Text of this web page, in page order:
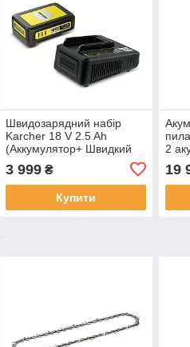
Швидозарядний набір
Karcher 18 V 2.5 Ah
(Аккумулятор+ Швидкий
3 999₴
Купити
2
19